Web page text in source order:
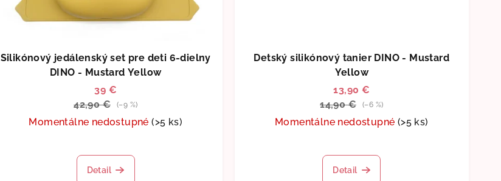
Silikónový jedálenský set pre deti 6-dielny
DINO - Mustard Yellow
39 €
42,90 €
(–9 %)
Momentálne nedostupné(>5 ks)
hodnotenie
produktu
Detail
Detský silikónový tanier DINO - Mustard
Yellow
13,90 €
14,90 €
(–6 %)
Momentálne nedostupné (>5 ks)
Detail